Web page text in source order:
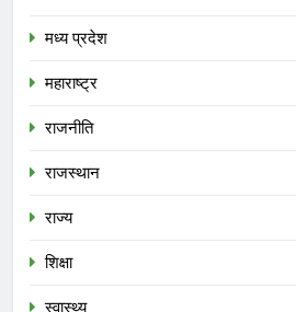
मध्य प्रदेश
महाराष्ट्र
राजनीति
राजस्थान
राज्य
शिक्षा
स्वास्थ्य